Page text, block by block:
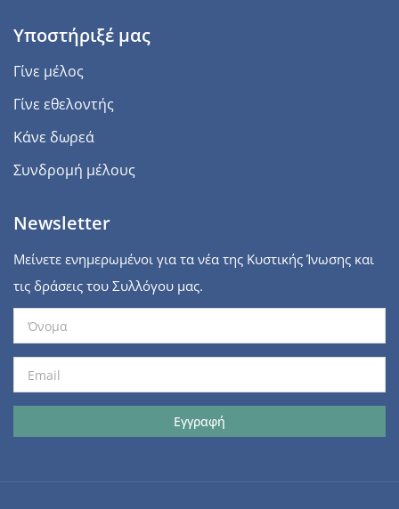
Υποστήριξέ μας
Γίνε μέλος
Γίνε εθελοντής
Κάνε δωρεά
Συνδρομή μέλους
Newsletter
Μείνετε ενημερωμένοι για τα νέα της Κυστικής Ίνωσης και
τις δράσεις του Συλλόγου μας.